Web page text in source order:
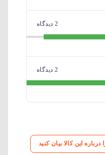
2 دیدگاه
2 دیدگاه
درباره این کالا بیان کنید